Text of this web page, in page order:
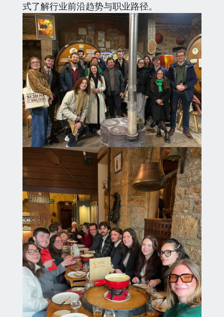
式了解行业前沿趋势与职业路径。